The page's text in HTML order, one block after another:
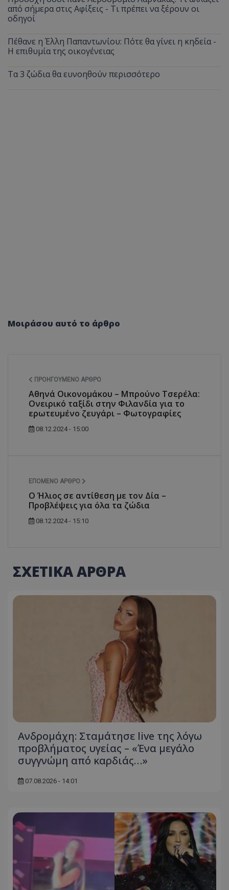
από σήμερα στις Αφίξεις - Τι πρέπει να ξέρουν οι
οδηγοί
Πέθανε η Έλλη Παπαντωνίου: Πότε θα γίνει η κηδεία -
Η επιθυμία της οικογένειας
Τα 3 ζώδια θα ευνοηθούν περισσότερο
Μοιράσου αυτό το άρθρο
ΠΡΟΗΓΟΎΜΕΝΟ ΆΡΘΡΟ
Αθηνά Οικονομάκου – Μπρούνο Τσερέλα:
Ονειρικό ταξίδι στην Φιλανδία για το
ερωτευμένο ζευγάρι – Φωτογραφίες
08.12.2024 - 15:00
ΕΠΌΜΕΝΟ ΆΡΘΡΟ
Ο Ήλιος σε αντίθεση με τον Δία –
Προβλέψεις για όλα τα ζώδια
08.12.2024 - 15:10
ΣΧΕΤΙΚΑ ΑΡΘΡΑ
Ανδρομάχη: Σταμάτησε live της λόγω
προβλήματος υγείας – «Ένα μεγάλο
συγγνώμη από καρδιάς…»
07.08.2026 - 14:01